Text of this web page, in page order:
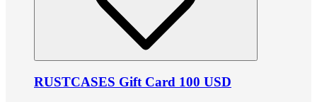
RUSTCASES Gift Card 100 USD